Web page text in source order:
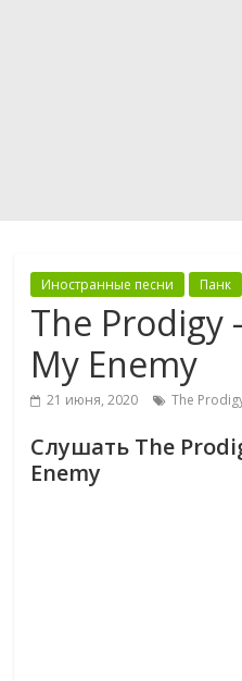
Иностранные песни Панк
The Prodigy
My Enemy
21 июня, 2020 The
Слушать The
Enemy